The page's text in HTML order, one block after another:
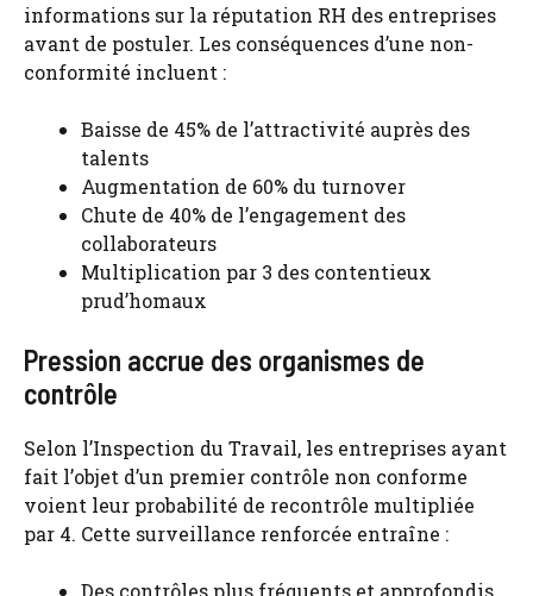
informations sur la réputation RH des entreprises
avant de postuler. Les conséquences d’une non-
conformité incluent :
Baisse de 45% de l’attractivité auprès des
talents
Augmentation de 60% du turnover
Chute de 40% de l’engagement des
collaborateurs
Multiplication par 3 des contentieux
prud’homaux
Pression accrue des organismes de
contrôle
Selon l’Inspection du Travail, les entreprises ayant
fait l’objet d’un premier contrôle non conforme
voient leur probabilité de recontrôle multipliée
par 4. Cette surveillance renforcée entraîne :
Des contrôles plus fréquents et approfondis